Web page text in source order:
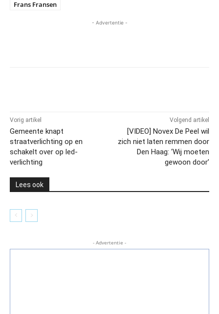
Frans Fransen
- Advertentie -
Vorig artikel
Gemeente knapt
straatverlichting op en
schakelt over op led-
verlichting
Volgend artikel
[VIDEO] Novex De Peel wil
zich niet laten remmen door
Den Haag: ‘Wij moeten
gewoon door’
Lees ook
- Advertentie -